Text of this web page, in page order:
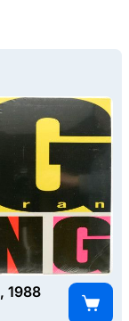
1988